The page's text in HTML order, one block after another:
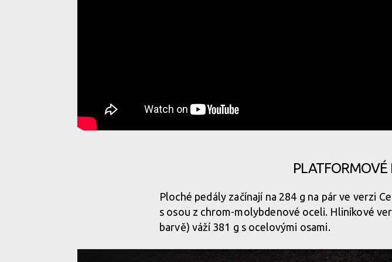
PLATFORMOVÉ
Ploché pedály začínají na 284 g na pár ve verzi
s osou z chrom-molybdenové oceli. Hliníkové
barvě) váží 381 g s ocelovými osami.